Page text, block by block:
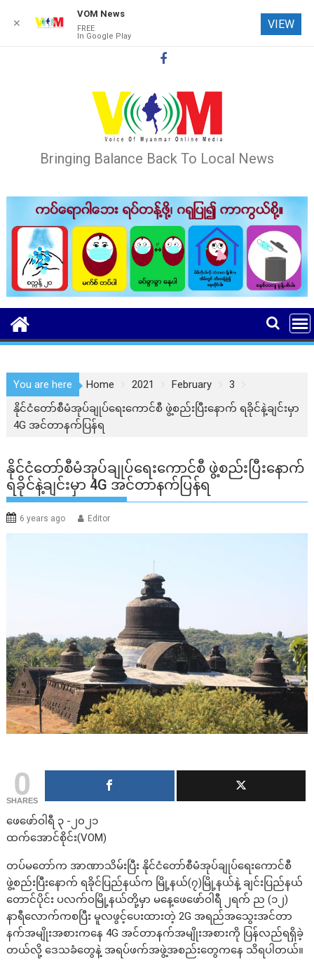
Bringing Balance Back To Local News
You are here Home 2021 February
3
နိုင်ငံတော်စီမံအုပ်ချုပ်ရေးကောင်စီ ဖွဲ့စည်းပြီးနောက် ရခိုင်နဲ့ချင်းမှာ
4G အင်တာနက်ပြန်ရ
နိုင်ငံတော်စီမံအုပ်ချုပ်ရေးကောင်စီ ဖွဲ့စည်းပြီးနောက်
ရခိုင်နဲ့ချင်းမှာ 4G အင်တာနက်ပြန်ရ
6 years ago Editor
0
SHARES
ဖေဖော်ဝါရီ ၃ -၂၀၂၁
ထက်အောင်စိုင်း(VOM)
တပ်မတော်က အာဏာသိမ်းပြီး နိုင်ငံတော်စီမံအုပ်ချုပ်ရေးကောင်စီ
ဖွဲ့စည်းပြီးနောက် ရခိုင်ပြည်နယ်က မြို့နယ်(၇)မြို့နယ်နဲ့ ချင်းပြည်နယ်
တောင်ပိုင်း ပလက်ဝမြို့နယ်တို့မှာ မနေ့ဖေဖော်ဝါရီ ၂ရက် ည (၁၂)
နာရီလောက်ကစပြီး မူလဖွင့်ပေးထားတဲ့ 2G အရည်အသွေးအင်တာ
နက်အမျိုးအစားကနေ 4G အင်တာနက်အမျိုးအစားကို ပြန်လည်ရရှိခဲ့
တယ်လို့ ဒေသခံတွေနဲ့ အရပ်ဖက်အဖွဲ့အစည်းတွေကနေ သိရပါတယ်။
✕
VOM News
FREE
In Google Play
VIEW